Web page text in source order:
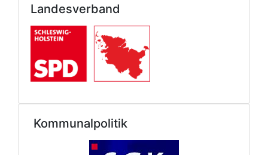
Landesverband
Kommunalpolitik